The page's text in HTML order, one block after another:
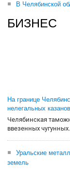
В Челябинской
БИЗНЕС
На границе
нелегальных казанов
Челябинская
ввезенных
Уральские
земель